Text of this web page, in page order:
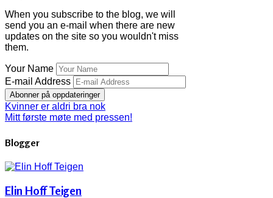
When you subscribe to the blog, we will
send you an e-mail when there are new
updates on the site so you wouldn't miss
them.
Your Name
E-mail Address
Abonner på oppdateringer
Kvinner er aldri bra nok
Mitt første møte med pressen!
Blogger
Elin Hoff Teigen